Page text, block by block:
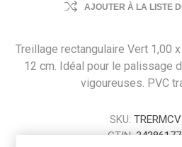
AJOUTER À LA LISTE
Treillage rectangulaire Vert 1,00
12 cm. Idéal pour le palissage
vigoureuses. PVC
SKU:
GTIN: